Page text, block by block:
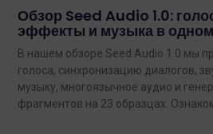
Обзор Seed Audio 1.0:
эффекты и музыка в одном
В нашем обзоре Seed Audio 1.0 мы
голоса, синхронизацию диалогов,
музыку, многоязычное аудио и
фрагментов на 23 образцах.